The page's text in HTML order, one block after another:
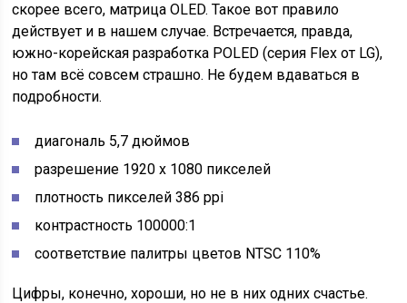
скорее всего, матрица OLED. Такое вот правило
действует и в нашем случае. Встречается, правда,
южно-корейская разработка POLED (серия Flex от LG),
но там всё совсем страшно. Не будем вдаваться в
подробности.
диагональ 5,7 дюймов
разрешение 1920 x 1080 пикселей
плотность пикселей 386 ppi
контрастность 100000:1
соответствие палитры цветов NTSC 110%
Цифры, конечно, хороши, но не в них одних счастье.